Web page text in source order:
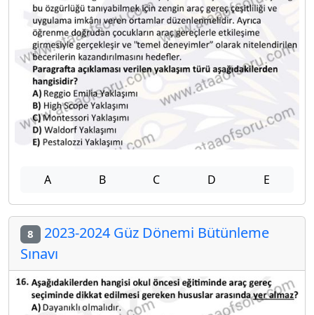
A B C D E
8 2023-2024 Güz Dönemi Bütünleme
Sınavı